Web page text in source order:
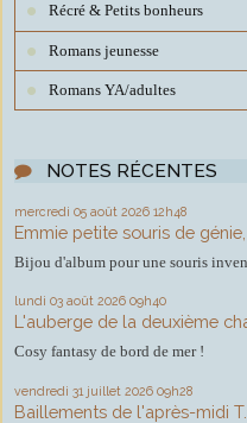
Récré & Petits bonheurs
Romans jeunesse
Romans YA/adultes
NOTES RÉCENTES
mercredi 05 août 2026 12h48
Emmie petite souris de
Bijou d'album pour une souris
lundi 03 août 2026 09h40
L'auberge de la deuxième
Cosy fantasy de bord de mer !
vendredi 31 juillet 2026 09h28
Baillements de l'après-midi